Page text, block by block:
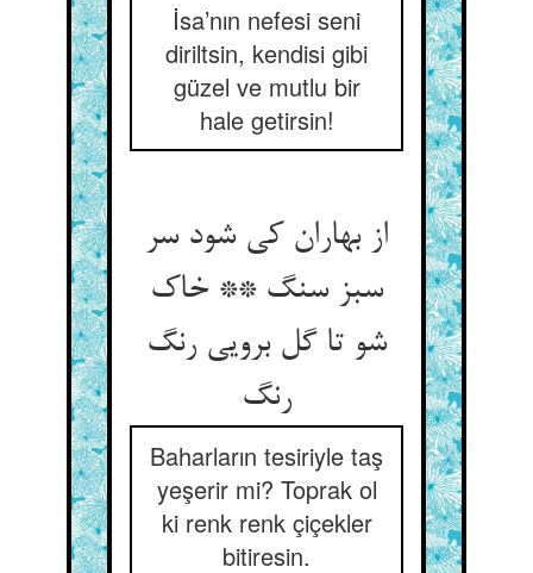
İsa’nın nefesi seni
diriltsin, kendisi gibi
güzel ve mutlu bir
hale getirsin!
از بهاران کی شود سر
سبز سنگ ** خاک
شو تا گل برویی رنگ
Baharların tesiriyle taş
yeşerir mi? Toprak ol
ki renk renk çiçekler
bitiresin.